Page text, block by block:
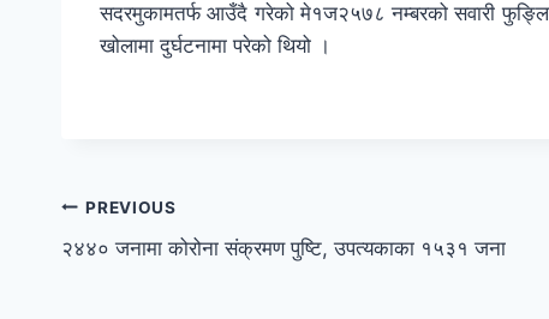
सदरमुकामतर्फ आउँदै गरेको मे१ज२५७८ नम्बरको सवारी फुङ्लिङ
खोलामा दुर्घटनामा परेको थियो ।
PREVIOUS
२४४० जनामा कोरोना संक्रमण पुष्टि, उपत्यकाका १५३१ जना